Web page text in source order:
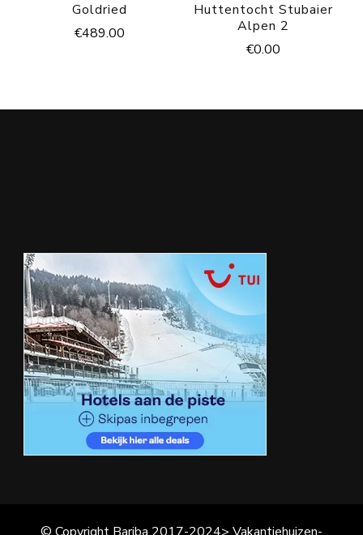
Goldried
€489.00
Huttentocht Stubaier
Alpen 2
€0.00